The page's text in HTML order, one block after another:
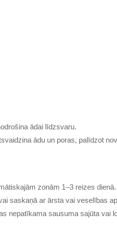
ādai līdzsvaru.
ādu un poras, palīdzot
zonām 1–3 reizes
saskaņā ar ārsta vai veselības
nepatīkama sausuma sajūta vai